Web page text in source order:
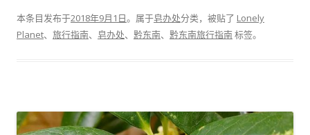
本条目发布于2018年9月1日。属于皂办处分类，被贴了 Lonely
Planet、 旅行指南、 皂办处、 黔东南、 黔东南旅行指南标签。